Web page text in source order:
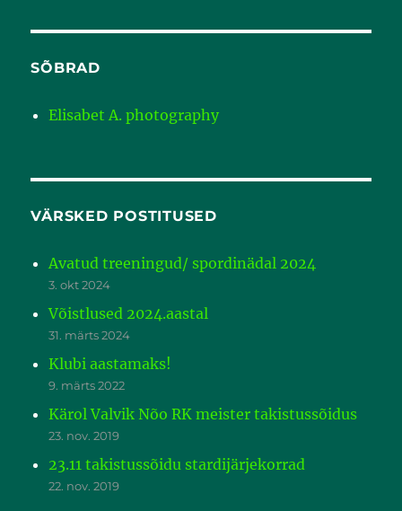
SÕBRAD
Elisabet A. photography
VÄRSKED POSTITUSED
Avatud treeningud/ spordinädal 2024
3. okt 2024
Võistlused 2024.aastal
31. märts 2024
Klubi aastamaks!
9. märts 2022
Kärol Valvik Nõo RK meister takistussõidus
23. nov. 2019
23.11 takistussõidu stardijärjekorrad
22. nov. 2019